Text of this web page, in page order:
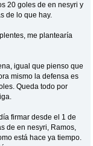
20 goles de en nesyri y
de lo que hay.
me plantearía
igual que pienso que
mismo la defensa es
Queda todo por
firmar desde el 1 de
de en nesyri, Ramos,
está hace ya tiempo.